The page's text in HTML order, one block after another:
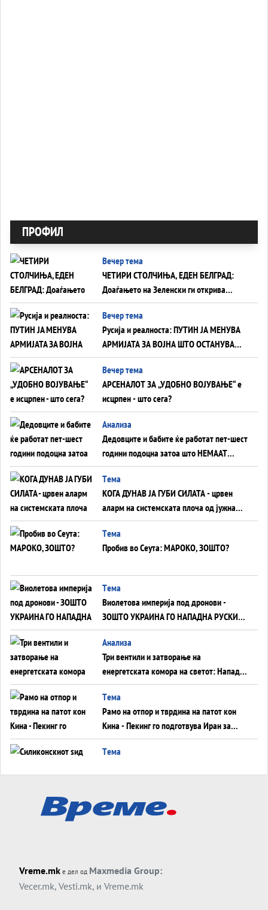
ПРОФИЛ
Вечер тема
ЧЕТИРИ СТОЛЧИЊА, ЕДЕН БЕЛГРАД:
Доаѓањето на Зеленски ги открива
тајните на политиката на балансирање
на Вучиќ
Вечер тема
Русија и реалноста: ПУТИН ЈА МЕНУВА
АРМИЈАТА ЗА ВОЈНА ШТО ОСТАНУВА
БЕЗ ФРОНТ
Вечер тема
АРСЕНАЛОТ ЗА „УДОБНО ВОЈУВАЊЕ“ е
исцрпен - што сега?
Анализа
Дедовците и бабите ќе работат пет-шест
години подоцна затоа што НЕМААТ
ВНУЦИ ДА ГИ ЗАМЕНАТ
Tема
КОГА ДУНАВ ЈА ГУБИ СИЛАТА - црвен
аларм на системската плоча од јужна
Германија до Црното Море...
Tема
Пробив во Сеута: МАРОКО, ЗОШТО?
Tема
Виолетова империја под дронови -
ЗОШТО УКРАИНА ГО НАПАДНА РУСКИОТ
WILDBERRIES
Aнализа
Три вентили и затворање на
енергетската комора на светот: Нападот
во Суец најавува глобален енергетски
инфаркт?
Tема
Рамо на отпор и тврдина на патот кон
Кина - Пекинг го подготвува Иран за
американска копнена инвазија
Tема
Tема
Трамп тврди дека повторно „разговара“
ДЛАБОКО УДОЛУ: Сметководствените
трикови што го соборија ЕНРОН ги
Vreme.mk е дел од Maxmedia Group:
Vecer.mk, Vesti.mk, и Vreme.mk